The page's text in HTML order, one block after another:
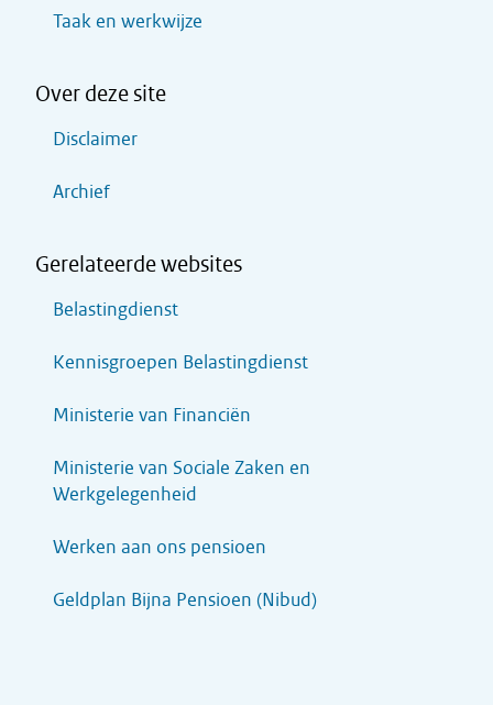
Taak en werkwijze
Over deze site
Disclaimer
Archief
Gerelateerde websites
Belastingdienst
Kennisgroepen Belastingdienst
Ministerie van Financiën
Ministerie van Sociale Zaken en
Werkgelegenheid
Werken aan ons pensioen
Geldplan Bijna Pensioen (Nibud)